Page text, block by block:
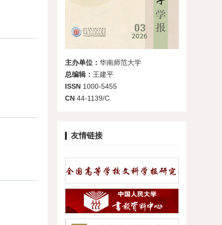
主办单位： 华南师范大学
总编辑： 王建平
ISSN1000-5455
CN44-1139/C
友情链接